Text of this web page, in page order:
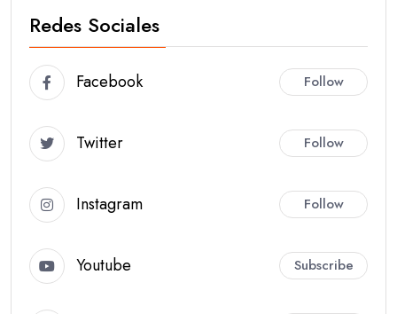
Redes Sociales
Facebook Follow
Twitter Follow
Instagram Follow
Youtube Subscribe